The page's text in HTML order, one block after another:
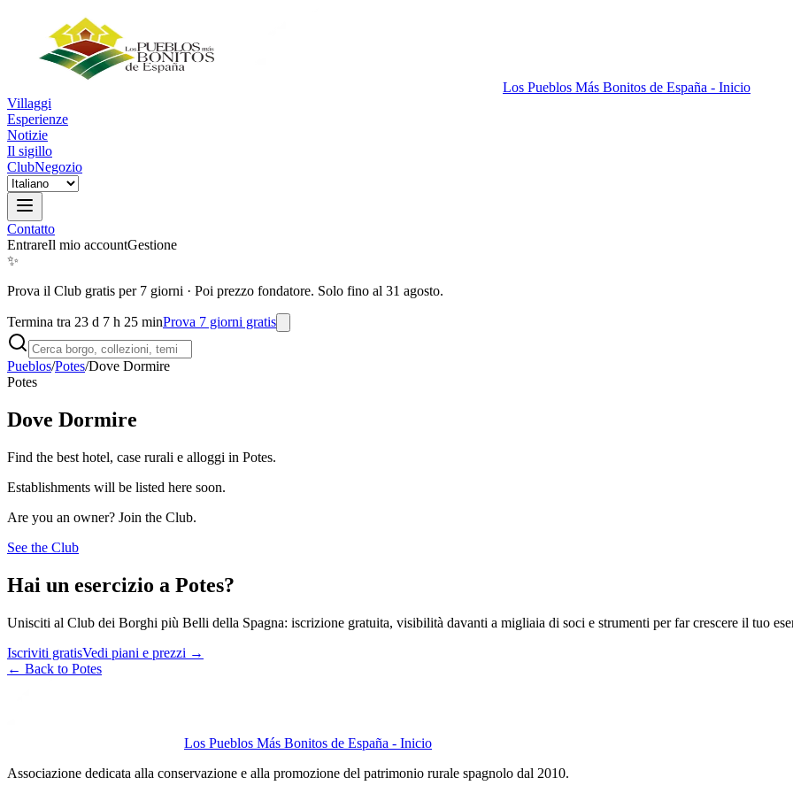
Los Pueblos Más Bonitos de España - Inicio
Villaggi
Esperienze
Notizie
Il sigillo
ClubNegozio
Contatto
EntrareIl mio accountGestione
✨
Prova il Club gratis per 7 giorni · Poi prezzo fondatore. Solo fino al 31 agosto.
Termina tra 23 d 7 h 25 minProva 7 giorni gratis
Pueblos/Potes/Dove Dormire
Potes
Dove Dormire
Find the best hotel, case rurali e alloggi in Potes.
Establishments will be listed here soon.
Are you an owner? Join the Club.
See the Club
Hai un esercizio a Potes?
Unisciti al Club dei Borghi più Belli della Spagna: iscrizione gratuita, visibilità davanti a migliaia di soci e strumenti per far crescere il tuo
Iscriviti gratisVedi piani e prezzi →
← Back to Potes
Los Pueblos Más Bonitos de España - Inicio
Associazione dedicata alla conservazione e alla promozione del patrimonio rurale spagnolo dal 2010.